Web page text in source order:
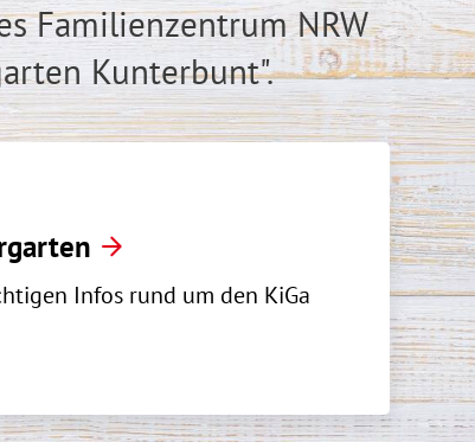
Familienzentrum NRW
Kunterbunt".
Infos rund um den KiGa